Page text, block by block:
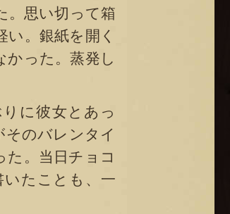
。思い切って箱
。銀紙を開く
かった。蒸発し
に彼女とあっ
そのバレンタイ
た。当日チョコ
たことも、一